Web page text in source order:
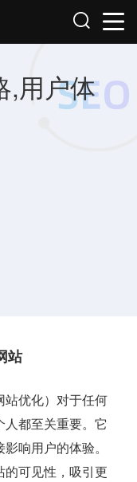
,用户体
站
站优化）对于任何
都至关重要。它
响用户的体验。
可见性，吸引更